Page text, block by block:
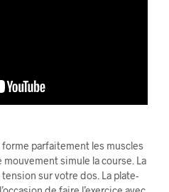
parfaitement les muscles
simule la course. La
sur votre dos. La plate-